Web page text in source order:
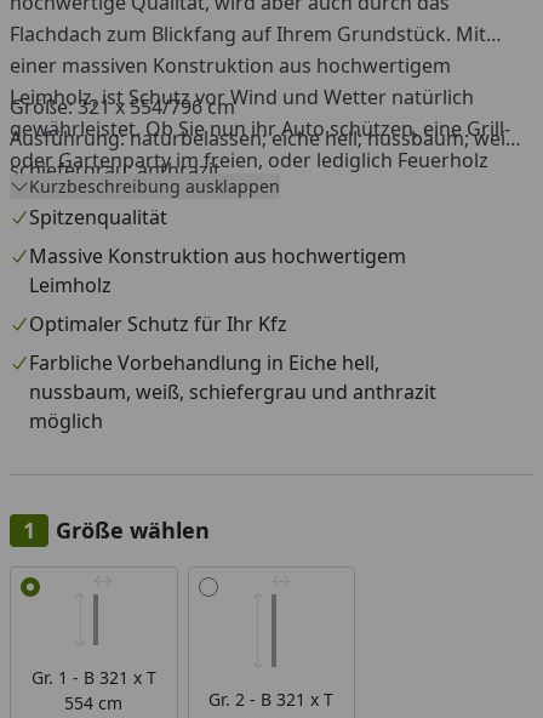
Flachdach zum Blickfang auf Ihrem Grundstück. Mit
einer massiven Konstruktion aus hochwertigem
Leimholz, ist Schutz vor Wind und Wetter natürlich
gewährleistet. Ob Sie nun ihr Auto schützen, eine Grill-
oder Gartenparty im freien, oder lediglich Feuerholz
unterbringen wollen, mit diesem Carport haben Sie es
selbst in der Hand, denn der Skan Holz Grunewald
Carport bietet ihnen unglaubliche Flexibilität und
Vielseitigkeit.
Größe: 321 x 554/796 cm
Ausführung: naturbelassen; eiche hell; nussbaum; weiß;
schiefergrau; anthrazit
Kurzbeschreibung ausklappen
Spitzenqualität
Massive Konstruktion aus hochwertigem
Leimholz
Optimaler Schutz für Ihr Kfz
Farbliche Vorbehandlung in Eiche hell,
nussbaum, weiß, schiefergrau und anthrazit
möglich
Größe wählen
Alle anzeigen (2)
Gr. 1 - B 321 x T
554 cm
Gr. 2 - B 321 x T